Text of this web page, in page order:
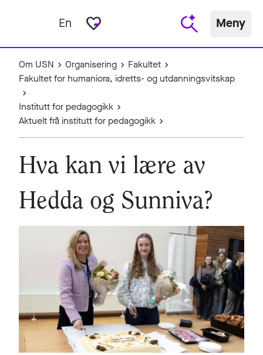
En favorite_border Meny
Om USN Organisering
Fakultet
Fakultet for humaniora, idretts- og utdanningsvitskap
Institutt for pedagogikk
Aktuelt frå institutt for pedagogikk
Hva kan vi lære av
Hedda og Sunniva?